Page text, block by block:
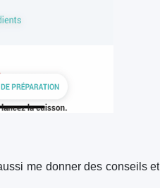
me donner des conseils et